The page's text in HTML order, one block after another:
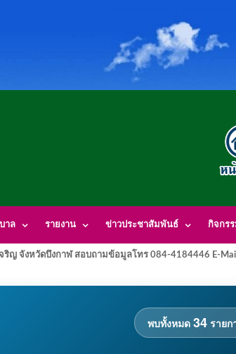
าล รายงาน ข่าวประชาสัมพันธ์ กิจกรร
ริญ จังหวัดบึงกาฬ สอบถามข้อมูลโทร 084-4184446 E-
พบทั้งหมด 34รายก